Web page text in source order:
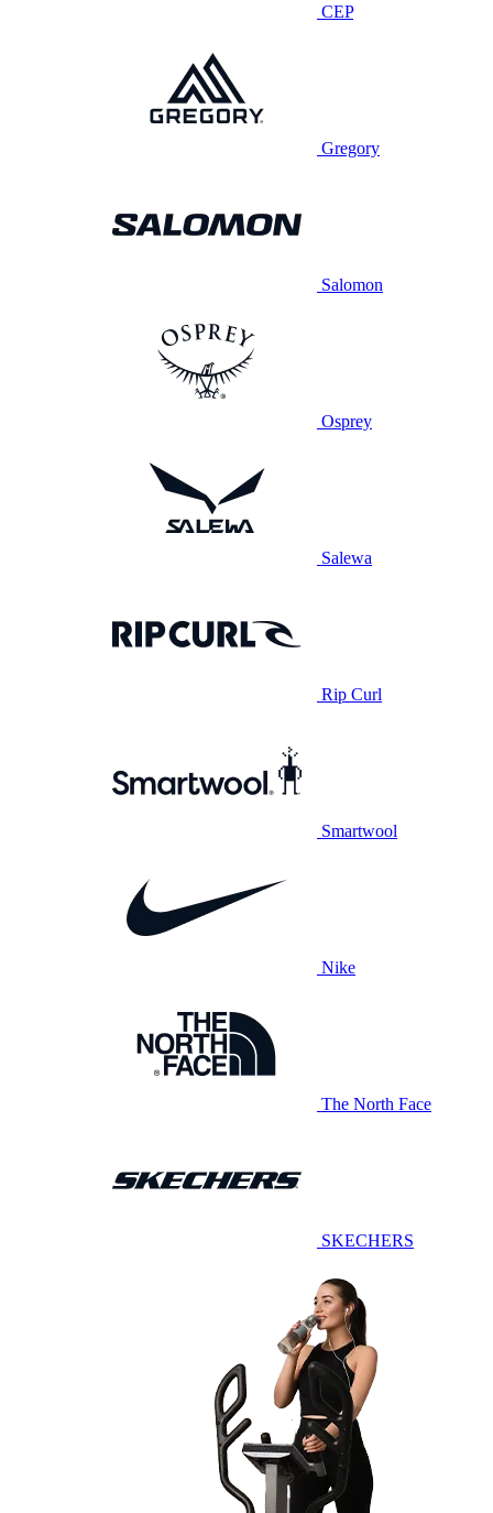
CEP
Gregory
Salomon
Osprey
Salewa
Rip Curl
Smartwool
Nike
The North Face
SKECHERS